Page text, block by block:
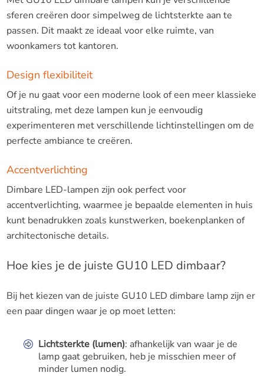
sferen creëren door simpelweg de lichtsterkte aan te
passen. Dit maakt ze ideaal voor elke ruimte, van
woonkamers tot kantoren.
Design flexibiliteit
Of je nu gaat voor een moderne look of een meer klassieke
uitstraling, met deze lampen kun je eenvoudig
experimenteren met verschillende lichtinstellingen om de
perfecte ambiance te creëren.
Accentverlichting
Dimbare LED-lampen zijn ook perfect voor
accentverlichting, waarmee je bepaalde elementen in huis
kunt benadrukken zoals kunstwerken, boekenplanken of
architectonische details.
Hoe kies je de juiste GU10 LED dimbaar?
Bij het kiezen van de juiste GU10 LED dimbare lamp zijn er
een paar dingen waar je op moet letten:
Lichtsterkte (lumen): afhankelijk van waar je de
lamp gaat gebruiken, heb je misschien meer of
minder lumen nodig.